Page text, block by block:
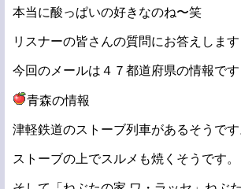
本当に酸っぱいの好きなのね〜笑
リスナーの皆さんの質問にお答えします
今回のメールは４７都道府県の情報です
青森の情報
津軽鉄道のストーブ列車があるそうです
ストーブの上でスルメも焼くそうです。